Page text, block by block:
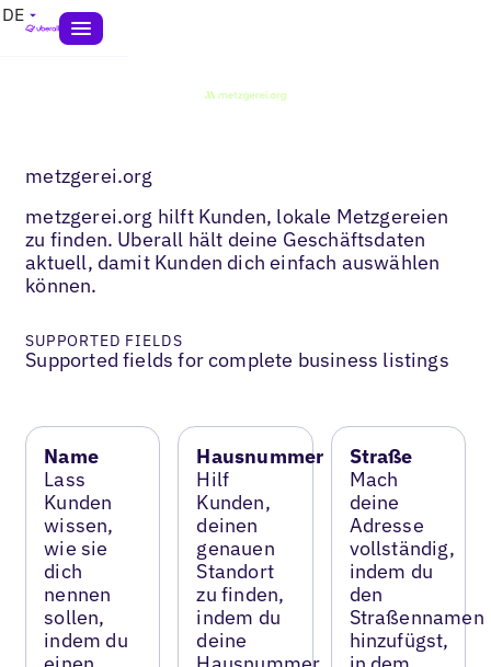
DE
metzgerei.org
metzgerei.org hilft Kunden, lokale Metzgereien
zu finden. Uberall hält deine Geschäftsdaten
aktuell, damit Kunden dich einfach auswählen
können.
SUPPORTED FIELDS
Supported fields for complete business listings
Name
Lass
Kunden
wissen,
wie sie
dich
nennen
sollen,
indem du
Hausnummer
Hilf
Kunden,
deinen
genauen
Standort
zu finden,
indem du
deine
Straße
Mach
deine
Adresse
vollständig,
indem du
den
Straßennamen
hinzufügst,